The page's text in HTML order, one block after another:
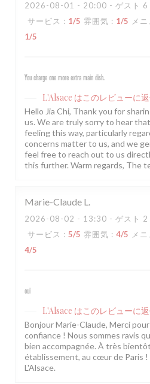
2026-08-01 - 20:00 - ゲスト 6
サービス : 1/5 雰囲気 : 1/5 メニ
1/5
You charge one more extra main dish.
L'Alsace はこのレビューに
Hello Jia Chi, Thank you for
us. We are truly sorry to hear
feeling this way, particularly
concerns matter to us, and we
feel free to reach out to us
this further. Warm regards, The
Marie-Claude L
2026-08-02 - 13:30 - ゲスト 2
サービス : 5/5 雰囲気 : 4/5 メニ
4/5
oui
L'Alsace はこのレビューに
Bonjour Marie-Claude, Merci
confiance ! Nous sommes ravis
bien accompagnée. À très
établissement, au cœur de Paris !
L'Alsace.